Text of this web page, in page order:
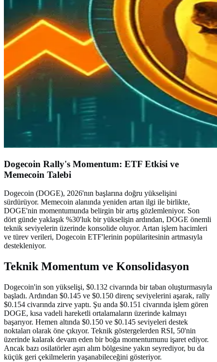
Dogecoin Rally's Momentum: ETF Etkisi ve
Memecoin Talebi
Dogecoin (DOGE), 2026'nın başlarına doğru yükselişini
sürdürüyor. Memecoin alanında yeniden artan ilgi ile birlikte,
DOGE'nin momentumunda belirgin bir artış gözlemleniyor. Son
dört günde yaklaşık %30'luk bir yükselişin ardından, DOGE önemli
teknik seviyelerin üzerinde konsolide oluyor. Artan işlem hacimleri
ve türev verileri, Dogecoin ETF'lerinin popülaritesinin artmasıyla
destekleniyor.
Teknik Momentum ve Konsolidasyon
Dogecoin'in son yükselişi, $0.132 civarında bir taban oluşturmasıyla
başladı. Ardından $0.145 ve $0.150 direnç seviyelerini aşarak, rally
$0.154 civarında zirve yaptı. Şu anda $0.151 civarında işlem gören
DOGE, kısa vadeli hareketli ortalamaların üzerinde kalmayı
başarıyor. Hemen altında $0.150 ve $0.145 seviyeleri destek
noktaları olarak öne çıkıyor. Teknik göstergelerden RSI, 50'nin
üzerinde kalarak devam eden bir boğa momentumunu işaret ediyor.
Ancak bazı osilatörler aşırı alım bölgesine yakın seyrediyor, bu da
küçük geri çekilmelerin yaşanabileceğini gösteriyor.